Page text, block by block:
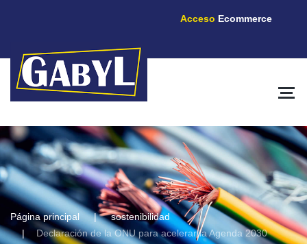
Página principal
sostenibilidad
Declaración de la ONU para acelerar la Agenda 2030
Acceso Ecommerce